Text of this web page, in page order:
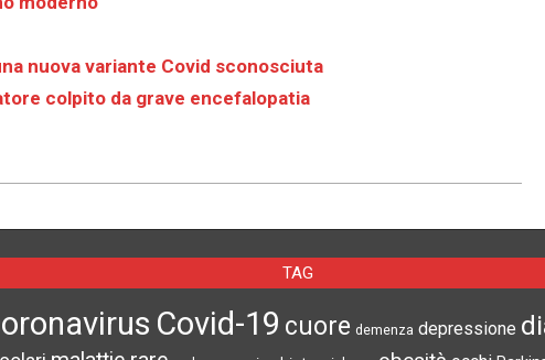
nuova variante Covid sconosciuta
colpito da grave encefalopatia
TAG
Covid-19 cuore demenza depressione